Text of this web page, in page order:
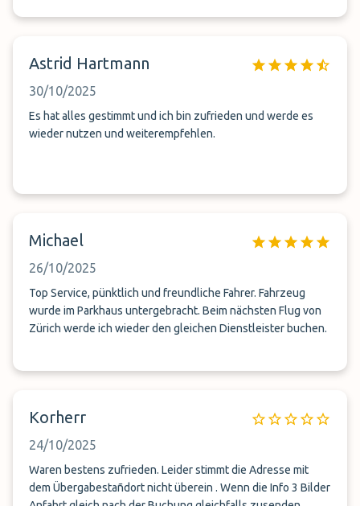
Astrid Hartmann
30/10/2025
Es hat alles gestimmt und ich bin zufrieden und werde es
wieder nutzen und weiterempfehlen.
Michael
26/10/2025
Top Service, pünktlich und freundliche Fahrer. Fahrzeug
wurde im Parkhaus untergebracht. Beim nächsten Flug von
Zürich werde ich wieder den gleichen Dienstleister buchen.
Korherr
24/10/2025
Waren bestens zufrieden. Leider stimmt die Adresse mit
dem Übergabestañdort nicht überein . Wenn die Info 3 Bilder